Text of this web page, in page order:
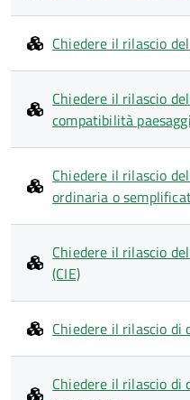
Chiedere il rilascio
Chiedere il rilascio
compatibilità
Chiedere il rilascio
ordinaria o
Chiedere il rilascio
(CIE)
Chiedere il rilascio
Chiedere il rilascio